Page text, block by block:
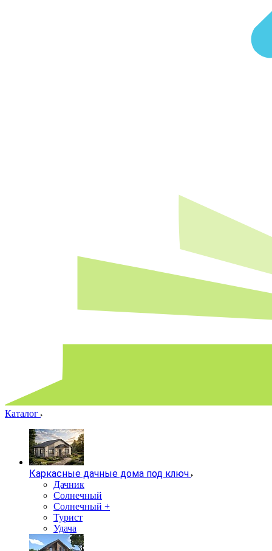
Каталог
Каркасные дачные дома под ключ
Дачник
Солнечный
Солнечный +
Турист
Удача